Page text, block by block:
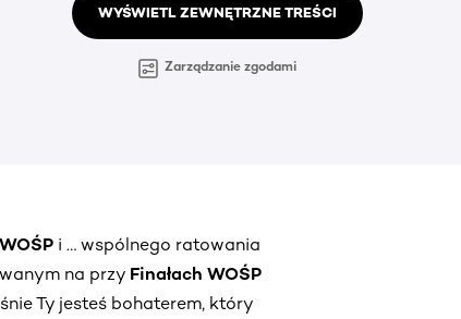
WYŚWIETL ZEWNĘTRZNE TREŚCI
Zarządzanie zgodami
i … wspólnego ratowania
na przy Finałach WOŚP
Ty jesteś bohaterem, który